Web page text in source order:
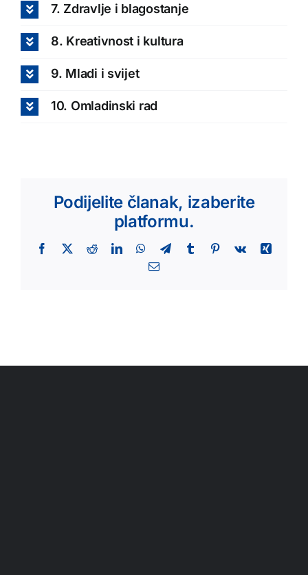
7. Zdravlje i blagostanje
8. Kreativnost i kultura
9. Mladi i svijet
10. Omladinski rad
Podijelite članak, izaberite
platformu.
Facebook
X RedditLinkedInWhatsApp
TelegramTumblr Pinterest
Vk
Xing
Email